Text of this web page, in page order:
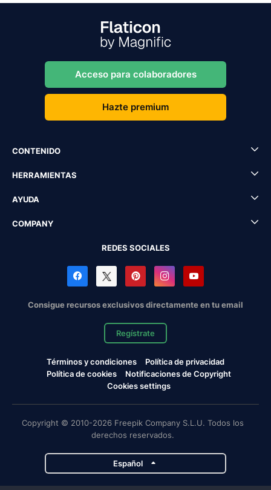
Acceso para colaboradores
Hazte premium
CONTENIDO
HERRAMIENTAS
AYUDA
COMPANY
REDES SOCIALES
Consigue recursos exclusivos directamente en tu email
Regístrate
Términos y condiciones
Política de privacidad
Política de cookies
Notificaciones de Copyright
Cookies settings
Copyright © 2010-2026 Freepik Company S.L.U. Todos los
derechos reservados.
Español